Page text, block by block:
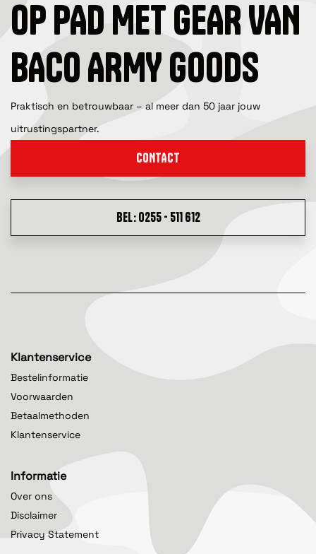
OP PAD MET GEAR VAN
BACO ARMY GOODS
Praktisch en betrouwbaar – al meer dan 50 jaar jouw
uitrustingspartner.
CONTACT
BEL: 0255 - 511 612
Klantenservice
Bestelinformatie
Voorwaarden
Betaalmethoden
Klantenservice
Informatie
Over ons
Disclaimer
Privacy Statement